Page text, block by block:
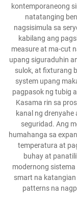
kontemporaneong
natatanging
nagsisimula sa
kabilang ang
measure at ma-cut
upang siguraduhin
sulok, at fixturang
system upang
pagpasok ng tubig
Kasama rin sa
kanal ng
seguridad. Ang
humahanga sa
temperatura at
buhay at
modernong
smart na
patterns na